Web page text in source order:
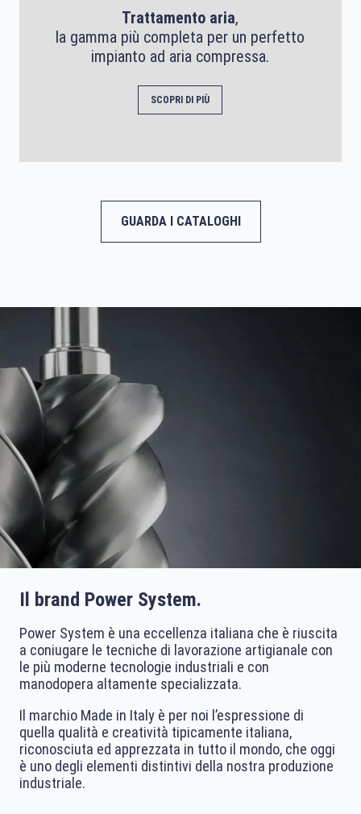
Trattamento aria,
la gamma più completa per un perfetto
impianto ad aria compressa.
SCOPRI DI PIÙ
GUARDA I CATALOGHI
Il brand Power System.
Power System è una eccellenza italiana che è riuscita
a coniugare le tecniche di lavorazione artigianale con
le più moderne tecnologie industriali e con
manodopera altamente specializzata.
Il marchio Made in Italy è per noi l’espressione di
quella qualità e creatività tipicamente italiana,
riconosciuta ed apprezzata in tutto il mondo, che oggi
è uno degli elementi distintivi della nostra produzione
industriale.